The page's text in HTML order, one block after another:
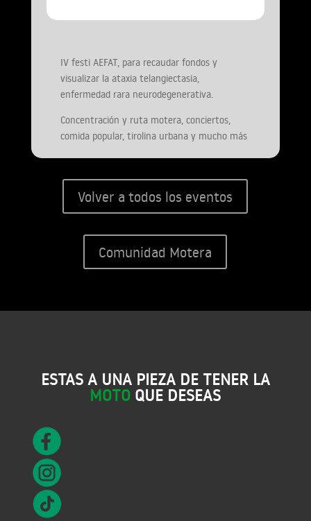
IV festi AEFAT, para recaudar fondos y
visualizar la ataxia telangiectasia,
enfermedad rara neurodegenerativa.
Concentración y ruta motera, conciertos,
comida popular, tirolina urbana y mucho más
Volver a todos los eventos
Comunidad Motera
ESTAS A UNA PIEZA DE TENER LA
MOTO QUE DESEAS